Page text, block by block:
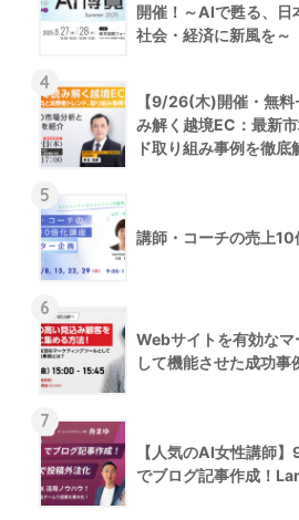
開催！～AIで甦る、日
社会・経済に新風を～
4
【9/26(木)開催・無
み解く越境EC：最新
ド取り組み事例を徹底
5
講師・コーチの売上
6
Webサイトを有効なマ
して機能させた成功事
7
【人気のAI女性講師
でブログ記事作成！